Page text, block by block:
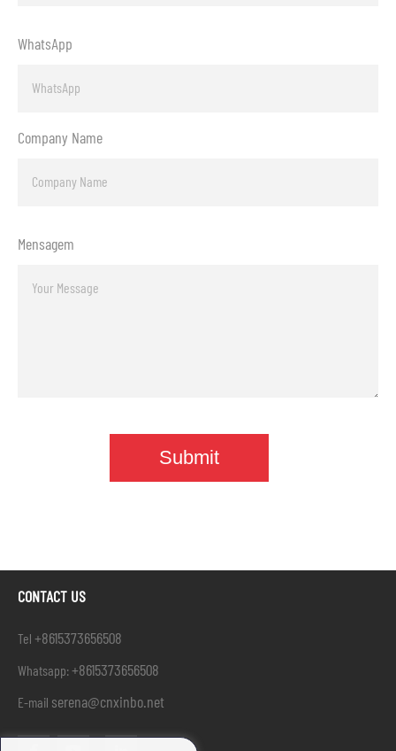
WhatsApp
Company Name
Mensagem
CONTACT US
Tel +8615373656508
Whatsapp:+8615373656508
E-mail serena@cnxinbo.net